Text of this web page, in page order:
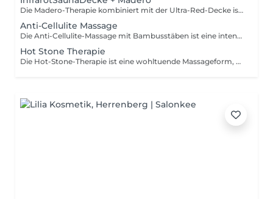
Die Madero-Therapie kombiniert mit der Ultra-Red-Decke ist eine hochwirksame Körperbehandlung zur Modellierung der Silhouette und Förderung der Durchblutung. Die Holztherapie stimuliert das Lymphsystem, baut Fettdepots ab, strafft das Gewebe und verbessert sichtbar die Hautstruktur. Die ergänzende Ultra-Red-Wärmedecke aktiviert den Stoffwechsel, unterstützt die Entgiftung und intensiviert die Wirkung der Massage. Die Kombination dieser Methoden führt zu reduziertem Umfang, sichtbarer Cellulite-Reduktion, verbesserter Hautelastizität und einem gesteigerten allgemeinen Wohlbefinden ideal zur Körperformung und Unterstützung bei Anti-Cellulite-Programmen.
Anti-Cellulite Massage
Die Anti-Cellulite-Massage mit Bambusstäben ist eine intensive, tiefenwirksame Behandlung zur Bekämpfung von Cellulite und zur Verbesserung der Hautstruktur. Durch gezielte, rhythmische Bewegungen mit den Bambusstäben wird die Durchblutung angeregt, der Lymphfluss aktiviert und der Abbau von Fettdepots unterstützt. Die Massage wirkt zudem entgiftend, fördert die Straffung des Bindegewebes und verbessert sichtbar das Erscheinungsbild von Orangenhaut. Bereits nach mehreren Sitzungen ist die Haut glatter, fester und elastischer, die Silhouette wirkt definierter ideal für eine natürliche Körperformung ohne invasive Methoden.
Hot Stone Therapie
Die Hot-Stone-Therapie ist eine wohltuende Massageform, bei der glatte, erhitzte Lavasteine auf den Körper aufgelegt und in fließenden Bewegungen eingesetzt werden. Die Wärme der Steine dringt tief in das Gewebe ein, lockert Verspannungen, fördert die Durchblutung und sorgt für eine intensive Muskelentspannung. Gleichzeitig wirkt die Behandlung beruhigend auf das Nervensystem, reduziert Stress und verbessert das allgemeine Wohlbefinden. Das Ergebnis ist ein Gefühl von innerer Balance, tiefgreifender Entspannung und eine verbesserte körperliche sowie emotionale Regeneration ideal für Körper und Geist.